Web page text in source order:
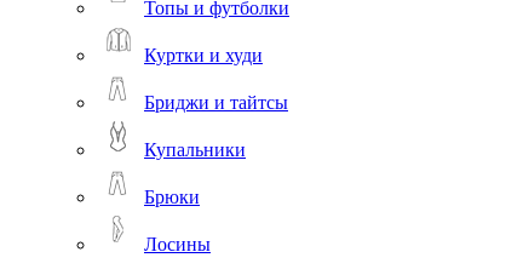
Топы и футболки
Куртки и худи
Бриджи и тайтсы
Купальники
Брюки
Лосины